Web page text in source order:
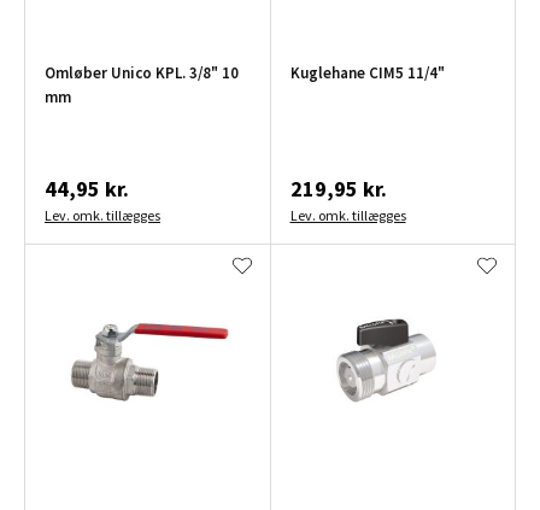
Omløber Unico KPL. 3/8" 10
mm
44,95 kr.
Lev. omk. tillægges
Kuglehane CIM5 11/4"
219,95 kr.
Lev. omk. tillægges